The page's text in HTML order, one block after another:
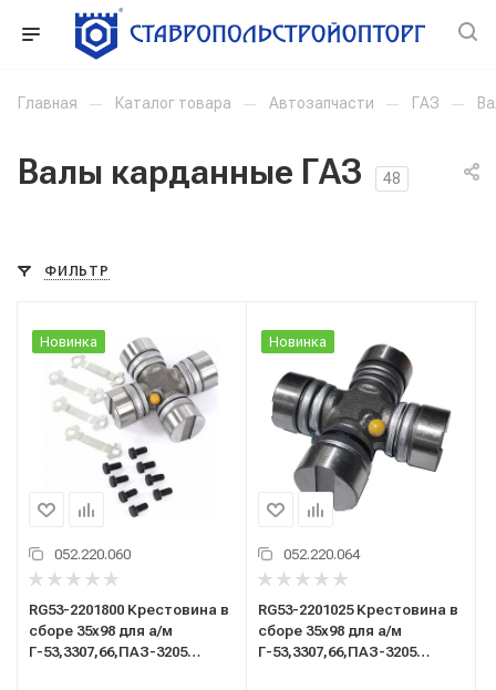
Главная — Каталог товара — Автозапчасти — ГАЗ —
Валы карданные ГАЗ 48
ФИЛЬТР
Новинка
052.220.060
RG53-2201800 Крестовина в
сборе 35х98 для а/м
Г-53,3307,66,ПАЗ-3205
Новинка
052.220.064
RG53-2201025 Крестовина в
сборе 35х98 для а/м
Г-53,3307,66,ПАЗ-3205